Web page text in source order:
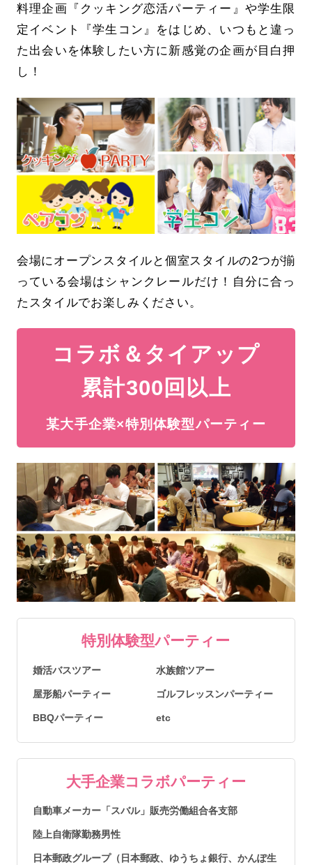
料理企画『クッキング恋活パーティー』や学生限
定イベント『学生コン』をはじめ、いつもと違っ
た出会いを体験したい方に新感覚の企画が目白押
し！
会場にオープンスタイルと個室スタイルの2つが揃
っている会場はシャンクレールだけ！自分に合っ
たスタイルでお楽しみください。
コラボ＆タイアップ
累計300回以上
某大手企業×特別体験型パーティー
特別体験型パーティー
婚活バスツアー 水族館ツアー
屋形船パーティー ゴルフレッスンパーティー
BBQパーティー etc
大手企業コラボパーティー
自動車メーカー「スバル」販売労働組合各支部
陸上自衛隊勤務男性
日本郵政グループ（日本郵政、ゆうちょ銀行、かんぽ生